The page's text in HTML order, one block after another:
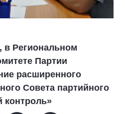
в Региональном
Партии
расширенного
Совета партийного
контроль»